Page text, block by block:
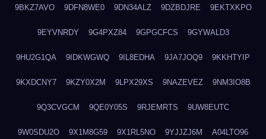
9BKZ7AVO 9DFN8WE0 9DN34ALZ 9DZBDJRE 9EKTXKPO
9EYVNRDY 9G4PXZ84 9GPGCFCS 9GYWALD3
9HU2G1QA 9IDKWGWQ 9IL8EDHA 9JA7JOQ9 9KKHTYIP
9KXDCNY7 9KZY0X2M 9LPX29XS 9NAZEVEZ 9NM3IO8B
9Q3CVGCM 9QE0Y05S 9RJEMRTS 9UW8EUTC
9W0SDU2O 9X1M8G59 9X1RL5NO 9YJJZJ6M A04LTO96